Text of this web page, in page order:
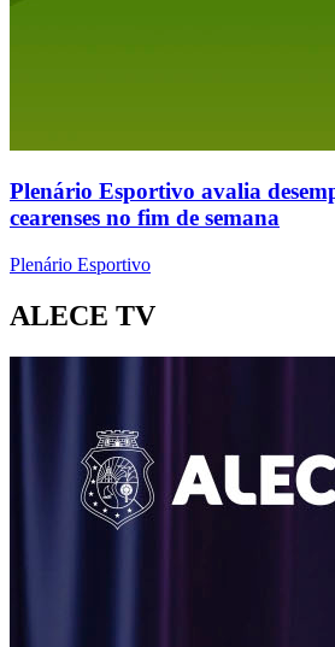
Plenário Esportivo avalia
cearenses no fim de semana
Plenário Esportivo
ALECE TV